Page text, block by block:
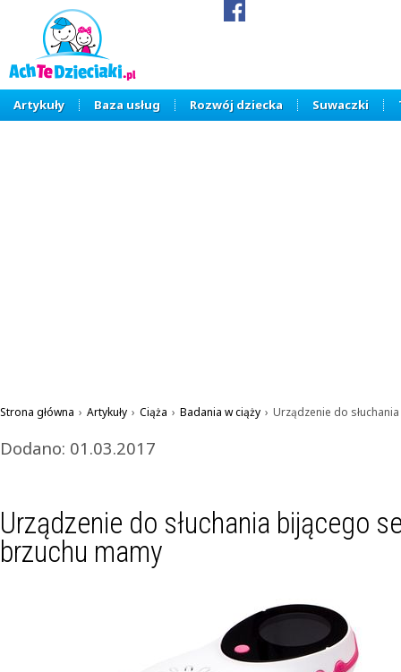
Artykuły Baza usług Rozwój dziecka Suwaczki
Strona główna › Artykuły › Ciąża › Badania w ciąży › Urządzenie do
Dodano: 01.03.2017
Urządzenie do słuchania bijącego
brzuchu mamy